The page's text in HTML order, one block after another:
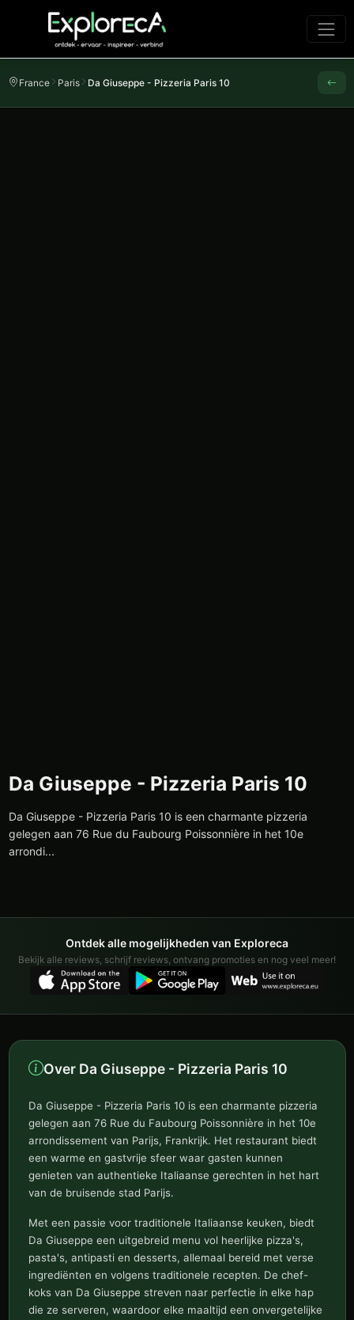
France Paris Da Giuseppe - Pizzeria Paris 10
Da Giuseppe - Pizzeria Paris 10
Da Giuseppe - Pizzeria Paris 10 is een charmante pizzeria
gelegen aan 76 Rue du Faubourg Poissonnière in het 10e
arrondi...
Ontdek alle mogelijkheden van Exploreca
Bekijk alle reviews, schrijf reviews, ontvang promoties en nog veel meer!
Over Da Giuseppe - Pizzeria Paris 10
Da Giuseppe - Pizzeria Paris 10 is een charmante pizzeria
gelegen aan 76 Rue du Faubourg Poissonnière in het 10e
arrondissement van Parijs, Frankrijk. Het restaurant biedt
een warme en gastvrije sfeer waar gasten kunnen
genieten van authentieke Italiaanse gerechten in het hart
van de bruisende stad Parijs.
Met een passie voor traditionele Italiaanse keuken, biedt
Da Giuseppe een uitgebreid menu vol heerlijke pizza's,
pasta's, antipasti en desserts, allemaal bereid met verse
ingrediënten en volgens traditionele recepten. De chef-
koks van Da Giuseppe streven naar perfectie in elke hap
die ze serveren, waardoor elke maaltijd een onvergetelijke